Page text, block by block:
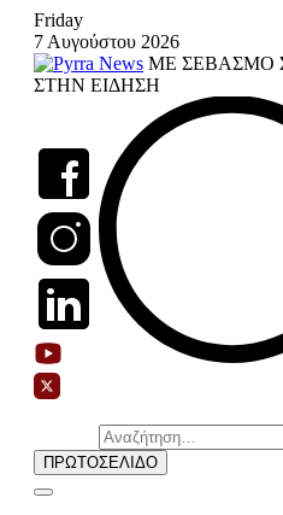
Skip
content
Friday
7 Αυγούστου 2026
ΜΕ ΣΕΒΑΣΜΟ
ΣΤΗΝ ΕΙΔΗΣΗ
Αναζήτηση
για:
ΠΡΩΤΟΣΕΛΙΔΟ